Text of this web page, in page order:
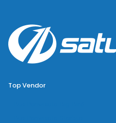
Top Vendor